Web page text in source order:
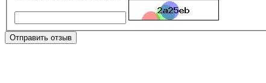
Отправить отзыв